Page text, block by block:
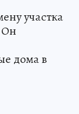
участка
Он
дома в